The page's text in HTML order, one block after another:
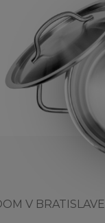
V BRATISLAVE